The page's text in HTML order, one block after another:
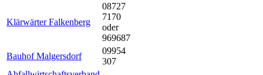
Klärwärter Falkenberg
08727
7170
oder
969687
Bauhof Malgersdorf
09954
307